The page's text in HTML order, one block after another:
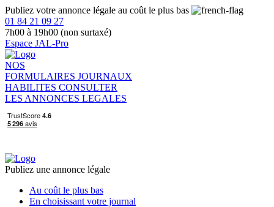
Publiez votre annonce légale au coût le plus bas
01 84 21 09 27
7h00 à 19h00 (non surtaxé)
Espace JAL-Pro
NOS
FORMULAIRES JOURNAUX
HABILITES CONSULTER
LES ANNONCES LEGALES
Publiez une annonce légale
Au coût le plus bas
En choisissant votre journal